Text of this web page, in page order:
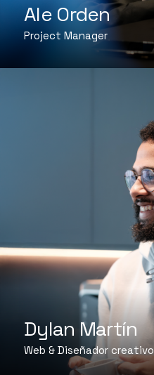
Ale Orden
Project Manager
Dylan Martín
Web & Diseñador creativo